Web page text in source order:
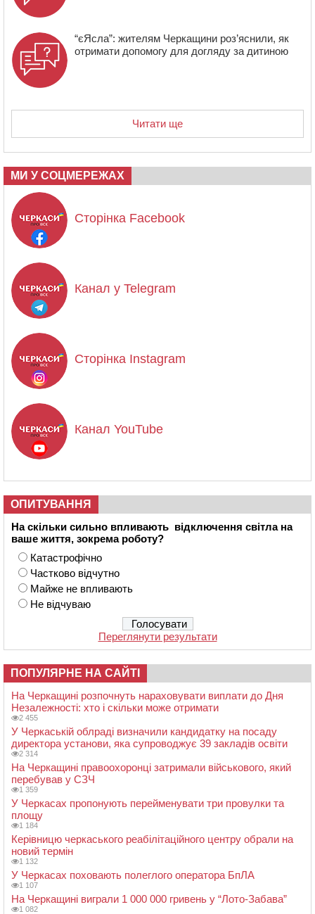
“єЯсла”: жителям Черкащини роз’яснили, як
отримати допомогу для догляду за дитиною
Читати ще
МИ У СОЦМЕРЕЖАХ
Сторінка Facebook
Канал у Telegram
Сторінка Instagram
Канал YouTube
ОПИТУВАННЯ
На скільки сильно впливають відключення світла на
ваше життя, зокрема роботу?
Катастрофічно
Частково відчутно
Майже не впливають
Не відчуваю
Переглянути результати
ПОПУЛЯРНЕ НА САЙТІ
На Черкащині розпочнуть нараховувати виплати до Дня
Незалежності: хто і скільки може отримати
2 455
У Черкаській облраді визначили кандидатку на посаду
директора установи, яка супроводжує 39 закладів освіти
2 314
На Черкащині правоохоронці затримали військового, який
перебував у СЗЧ
1 359
У Черкасах пропонують перейменувати три провулки та
площу
1 184
Керівницю черкаського реабілітаційного центру обрали на
новий термін
1 132
У Черкасах поховають полеглого оператора БпЛА
1 107
На Черкащині виграли 1 000 000 гривень у “Лото-Забава”
1 082